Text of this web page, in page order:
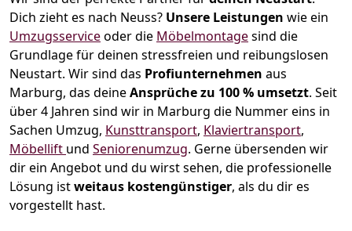
Dich zieht es nach Neuss? Unsere Leistungen wie ein
Umzugsserviceoder die Möbelmontagesind die
Grundlage für deinen stressfreien und reibungslosen
Neustart. Wir sind das Profiunternehmen aus
Marburg, das deineAnsprüche zu 100 % umsetzt. Seit
über 4 Jahren sind wir in Marburg die Nummer eins in
Sachen Umzug, Kunsttransport, Klaviertransport,
Möbellift und Seniorenumzug. Gerne übersenden wir
dir ein Angebot und du wirst sehen, die professionelle
Lösung istweitaus kostengünstiger, als du dir es
vorgestellt hast.